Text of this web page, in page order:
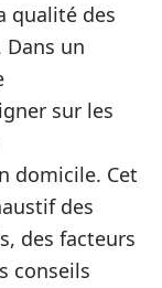
qualité des
un
sur les
domicile. Cet
des
des facteurs
conseils